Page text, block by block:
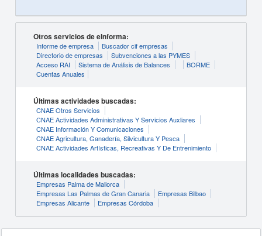
Otros servicios de eInforma:
Informe de empresa
Buscador cif empresas
Directorio de empresas
Subvenciones a las PYMES
Acceso RAI
Sistema de Análisis de Balances
BORME
Cuentas Anuales
Últimas actividades buscadas:
CNAE Otros Servicios
CNAE Actividades Administrativas Y Servicios Auxliares
CNAE Información Y Comunicaciones
CNAE Agricultura, Ganadería, Silvicultura Y Pesca
CNAE Actividades Artísticas, Recreativas Y De Entrenimiento
Últimas localidades buscadas:
Empresas Palma de Mallorca
Empresas Las Palmas de Gran Canaria
Empresas Bilbao
Empresas Alicante
Empresas Córdoba